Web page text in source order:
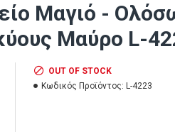
Μαγιό -
Μαύρο L-
OUT OF STOCK
Κωδικός Προϊόντος: L-4223